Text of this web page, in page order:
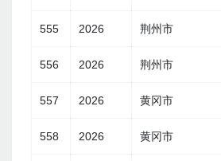
555 2026 荆州市
556 2026 荆州市
557 2026 黄冈市
558 2026 黄冈市